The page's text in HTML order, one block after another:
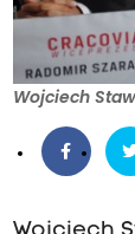
Wojciech